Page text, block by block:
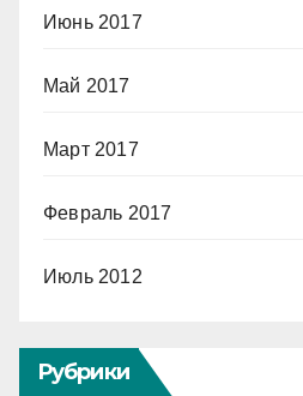
Июнь 2017
Май 2017
Март 2017
Февраль 2017
Июль 2012
Рубрики